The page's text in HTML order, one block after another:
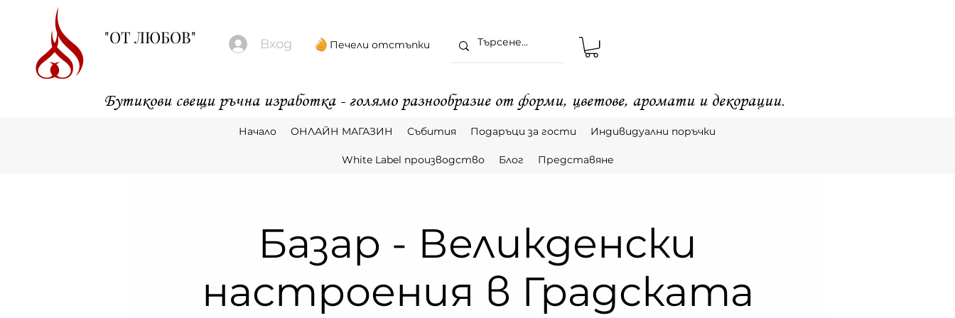
"ОТ ЛЮБОВ" Печели отстъпки
Вход
Бутикови свещи ръчна изработка - голямо разнообразие от форми, цветове, аромати и декорации.
Начало ОНЛАЙН МАГАЗИН Събития Подаръци за гости Индивидуални поръчки
White Label производство Блог Представяне
Базар - Великденски
настроения в Градската